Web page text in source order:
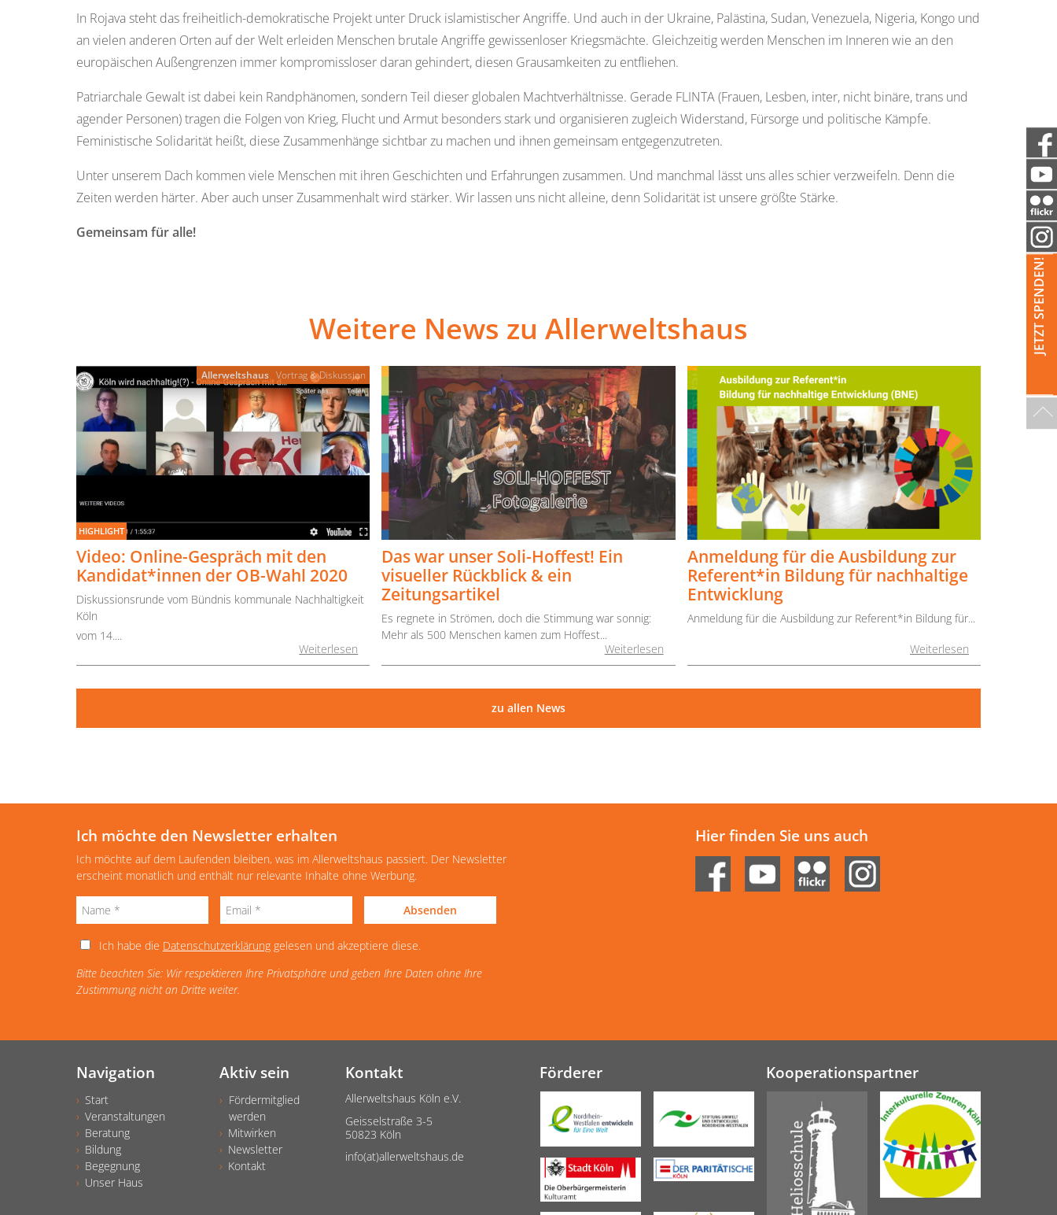
JETZT SPENDEN!
In Rojava steht das freiheitlich-demokratische Projekt unter Druck islamistischer Angriffe. Und auch in der Ukraine, Palästina, Sudan, Venezuela, Nigeria, Kongo und
an vielen anderen Orten auf der Welt erleiden Menschen brutale Angriffe gewissenloser Kriegsmächte. Gleichzeitig werden Menschen im Inneren wie an den
europäischen Außengrenzen immer kompromissloser daran gehindert, diesen Grausamkeiten zu entfliehen.
Patriarchale Gewalt ist dabei kein Randphänomen, sondern Teil dieser globalen Machtverhältnisse. Gerade FLINTA (Frauen, Lesben, inter, nicht binäre, trans und
agender Personen) tragen die Folgen von Krieg, Flucht und Armut besonders stark und organisieren zugleich Widerstand, Fürsorge und politische Kämpfe.
Feministische Solidarität heißt, diese Zusammenhänge sichtbar zu machen und ihnen gemeinsam entgegenzutreten.
Unter unserem Dach kommen viele Menschen mit ihren Geschichten und Erfahrungen zusammen. Und manchmal lässt uns alles schier verzweifeln. Denn die
Zeiten werden härter. Aber auch unser Zusammenhalt wird stärker. Wir lassen uns nicht alleine, denn Solidarität ist unsere größte Stärke.
Gemeinsam für alle!
Weitere News zu Allerweltshaus
HIGHLIGHT
Allerweltshaus Vortrag & Diskussion
Video: Online-Gespräch mit den
Kandidat*innen der OB-Wahl 2020
Diskussionsrunde vom Bündnis kommunale Nachhaltigkeit
Köln
vom 14....
Weiterlesen
Das war unser Soli-Hoffest! Ein
visueller Rückblick & ein
Zeitungsartikel
Es regnete in Strömen, doch die Stimmung war sonnig:
Mehr als 500 Menschen kamen zum Hoffest...
Weiterlesen
Anmeldung für die Ausbildung zur
Referent*in Bildung für nachhaltige
Entwicklung
Anmeldung für die Ausbildung zur Referent*in Bildung für...
Weiterlesen
zu allen News
Ich möchte den Newsletter erhalten
Ich möchte auf dem Laufenden bleiben, was im Allerweltshaus passiert. Der Newsletter
erscheint monatlich und enthält nur relevante Inhalte ohne Werbung.
Absenden
Ich habe die Datenschutzerklärunggelesen und akzeptiere diese.
Bitte beachten Sie: Wir respektieren Ihre Privatsphäre und geben Ihre Daten ohne Ihre
Zustimmung nicht an Dritte weiter.
Hier finden Sie uns auch
Navigation
Start
Veranstaltungen
Beratung
Bildung
Begegnung
Unser Haus
Aktiv sein
Fördermitglied
werden
Mitwirken
Newsletter
Kontakt
Kontakt
Allerweltshaus Köln e.V.
Geisselstraße 3-5
50823 Köln
info(at)allerweltshaus.de
Förderer Kooperationspartner